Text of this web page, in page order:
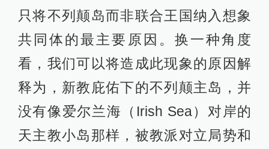
只将不列颠岛而非联合王国纳入想象
共同体的最主要原因。换一种角度
看，我们可以将造成此现象的原因解
释为，新教庇佑下的不列颠主岛，并
没有像爱尔兰海（Irish Sea）对岸的
天主教小岛那样，被教派对立局势和